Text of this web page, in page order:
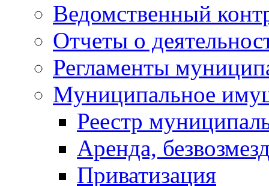
Ведомственный
Отчеты о
Регламенты
Муниципальное
Реестр
Аренда,
Приватизация